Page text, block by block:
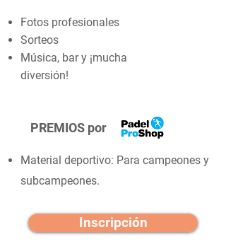
Fotos profesionales
Sorteos
Música, bar y ¡mucha
diversión!
PREMIOS por
Material deportivo: Para campeones y
subcampeones.
Inscripción